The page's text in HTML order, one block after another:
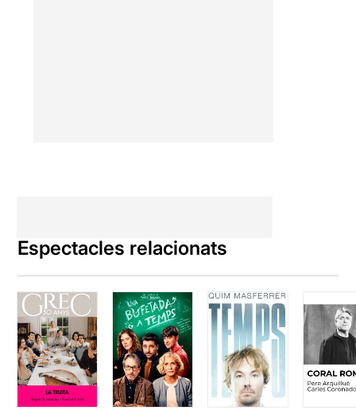
Espectacles relacionats